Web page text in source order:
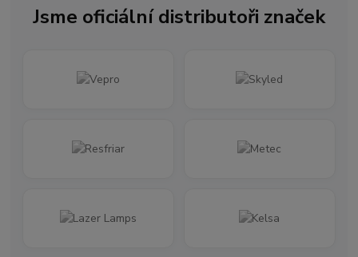
Jsme oficiální distributoři značek